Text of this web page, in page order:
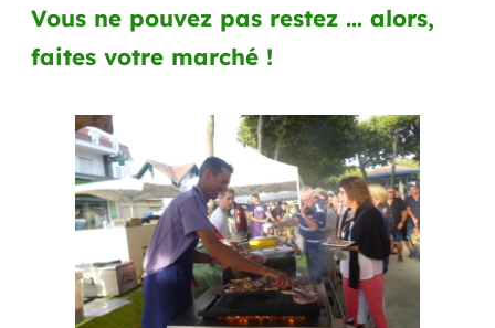
Vous ne pouvez pas restez … alors,
faites votre marché !